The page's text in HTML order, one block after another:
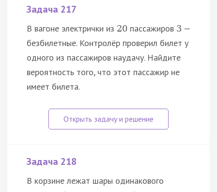
Задача 217
В вагоне электрички из 20 пассажиров 3 —
безбилетные. Контролёр проверил билет у
одного из пассажиров наудачу. Найдите
вероятность того, что этот пассажир не
имеет билета.
Задача 218
В корзине лежат шары одинакового